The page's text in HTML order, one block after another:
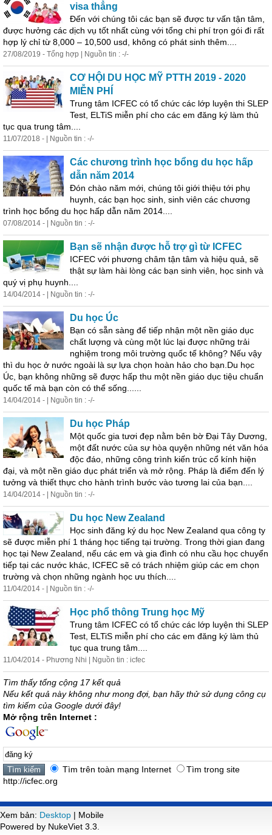
visa thẳng
Đến với chúng tôi các bạn sẽ được tư vấn tận tâm,
được hưởng các dịch vụ tốt nhất cùng với tổng chi phí trọn gói đi rất
hợp lý chỉ từ 8,000 – 10,500 usd, không có phát sinh thêm....
27/08/2019 - Tổng hợp | Nguồn tin : -/-
CƠ HỘI DU HỌC MỸ PTTH 2019 - 2020
MIỄN PHÍ
Trung tâm ICFEC có tổ chức các lớp luyện thi SLEP
Test, ELTiS miễn phí cho các em đăng ký làm thủ
tục qua trung tâm....
11/07/2018 - | Nguồn tin : -/-
Các chương trình học bổng du học hấp
dẫn năm 2014
Đón chào năm mới, chúng tôi giới thiệu tới phụ
huynh, các bạn học sinh, sinh viên các chương
trình học bổng du học hấp dẫn năm 2014....
07/08/2014 - | Nguồn tin : -/-
Bạn sẽ nhận được hỗ trợ gì từ ICFEC
ICFEC với phương châm tận tâm và hiệu quả, sẽ
thật sự làm hài lòng các bạn sinh viên, học sinh và
quý vị phụ huynh....
14/04/2014 - | Nguồn tin : -/-
Du học Úc
Bạn có sẵn sàng để tiếp nhận một nền giáo dục
chất lượng và cùng một lúc lại được những trải
nghiệm trong môi trường quốc tế không? Nếu vậy
thì du học ở nước ngoài là sự lựa chọn hoàn hảo cho bạn.Du học
Úc, bạn không những sẽ được hấp thu một nền giáo dục tiệu chuẩn
quốc tế mà bạn còn có thể sống......
14/04/2014 - | Nguồn tin : -/-
Du học Pháp
Một quốc gia tươi đẹp nằm bên bờ Đại Tây Dương,
một đất nước của sự hòa quyện những nét văn hóa
độc đáo, những công trình kiến trúc cổ kính hiện
đại, và một nền giáo dục phát triển và mở rộng. Pháp là điểm đến lý
tưởng và thiết thực cho hành trình bước vào tương lai của bạn....
14/04/2014 - | Nguồn tin : -/-
Du học New Zealand
Học sinh đăng ký du học New Zealand qua công ty
sẽ được miễn phí 1 tháng học tiếng tại trường. Trong thời gian đang
học tại New Zealand, nếu các em và gia đình có nhu cầu học chuyển
tiếp tại các nước khác, ICFEC sẽ có trách nhiệm giúp các em chọn
trường và chọn những ngành học ưu thích....
11/04/2014 - | Nguồn tin : -/-
Học phổ thông Trung học Mỹ
Trung tâm ICFEC có tổ chức các lớp luyện thi SLEP
Test, ELTiS miễn phí cho các em đăng ký làm thủ
tục qua trung tâm....
11/04/2014 - Phương Nhi | Nguồn tin : icfec
Tìm thấy tổng cộng 17 kết quả
Nếu kết quả này không như mong đợi, bạn hãy thử sử dụng công cụ
tìm kiếm của Google dưới đây!
Mở rộng trên Internet :
Tìm trên toàn mạng Internet
Tìm trong site
http://icfec.org
Xem bản: Desktop | Mobile
Powered by NukeViet 3.3.